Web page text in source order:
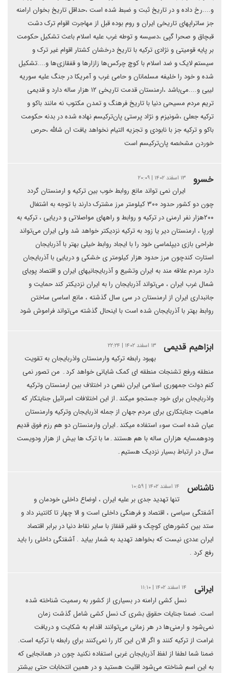
و....رخ داده و در تاریخ ثبت و ضبط شده است ،حداقل تاریخ بخوان ارامنه
جز ساتراپهای تاریخی ایران و روم بوده قبل از مهاجرت اقوام ترک دشت
قبچاق و صحرا گپی ،دسیسه و توطه غرب علیه اسلام باعث تشکیل حکومت
بر پایه قومیتی و نژادی ترکیه با تاریخ درخشان کشتار اقوام غیر ترک و
سیستم لایک و ضد اسلام با کوچ چرکس‌ها زازارها و قفقازی‌ها و....تشکیل
شده و خود را خلیفه مسلمانان و حامی غرب و آمریکا در جنگ علیه سوریه
لیبی و....می‌باشد ،ارمنستان قدمت تاریخی ۱۲ هزار ساله دارد و قدیمی
تریم مردم مسیحی دنیا با تاریخ فرهنگ و تمدن مکتوب نه مانند باکو و
ترکیه جعلی ،شونیزم و نژاد پرستی پان‌ترکیسم نهاده شده در بدنه حکومت
باکو و ترکیه جز با نابودی و تجزیه التیام نخواهد یافت ان شالله ،حرص
خوردن مشخصه پان‌ترکیسم است
خسرو ۱۳ اسفند ۱۴۰۲ | ۲۰:۰۹
ایران نمی تواند مانع روابط خوب بین ترکیه و ارمنستان گردد
چون دو کشور حدود ۳۰۰ کیلومتر مرز مشترک دارند با توجه به اشتغال
۲۰۰هزار نفر ارمنی در ترکیه و روابط و راههای مواصلاتی و دریایی ، ترکیه به
اورپا ، ارمنستان دیر یا زود به ترکیه نزدیکتر خواهد شد ولی ایران می‌تواند
طراحی بازی دیپلماسی خود را با ایجاد روابط خیلی بهتر با آذربایجان
استارت کندچون مرز حدود هزار کیلومتر ی خشکی و دریایی با آذربایجان
دارد مردم علاقه مند به ایران وتشیع و آذربایجانیهای ایران و اقتصاد پویای
شمال غرب ایران ، می‌تواند آذربایجان را به ایران نزدیکتر کند حمایت و
جانبداری ایران از ارمنستان در سی سال گذشته ، مانع اساسی ساختن
روابط بهتر با آذربایجان شده است با اینحال گذشته می‌تواند فراموش شود
ابزاهیم قدیمی ۱۳ اسفند ۱۴۰۲ | ۲۲:۲۴
بهبود رابطه ترکیه وارمنستان واذربایجان به تقویت
منطقه ورفع تشنجات منطقه ای کمک شایانی خواهد کرد۔ من تصور نمی
کنم دولت جمهوری اسلامی ایران نفعی در اختلاف بین ارمنستان وترکیه
واذربایجان برای خود جستجو میکند۔از این اختلافات اسرائیل جنایتکار که
ماهیت جنایتکاری برای مردم جهان از جمله اذربایجان وترکیه وارمنستان
عیان شده است سوء استفاده میکند۔ایران وارمنستان دو هم رزم فوق قدیم
ودوهمسایه هزاران ساله با هم هستند۔ما با ترک ها بیش از هزار ودویست
سال در ارتباط بسیار نزدیک هستیم۔
ناشناس ۱۴ اسفند ۱۴۰۲ | ۱۰:۵۹
تنها تهدید جدی بر علیه ایران ، اوضاع داخلی خودمان و
آشفتگی سیاسی ، اقتصاد و فرهنگی داخلی است و الا چهار تا کانتینر داد و
ستد بین کشورهای کوچک و فقیر قفقاز با سایر نقاط دنیا در برابر اقتصاد
ایران عددی نیست که بخواهد تهدید به شمار بیاید . آشفتگی داخلی را باید
رفع کرد .
ایرانی ۱۴ اسفند ۱۴۰۲ | ۱۱:۱۰
نسل کشی ارامنه در بسیاری از کشور به رسمیت شناخته شده
است. ضمنا جنایات حقوق بشری ک نسل کشی شامل گذشت زمان
نمی‌شود و ارمنی‌ها در هر زمانی می‌توانند اقدام به شکایت و دریافت
غرامت از ترکیه کنند و اگر الان این کار را نمی‌کنند برای رابطه با ترکیه است.
ضمنا شما لطفا از لفظ آذربایجان غربی استفاده نکنید چون در همانجایی که
به این اسم شناخته می‌شود اقلیت هستید و در همین انتخابات حتی بیشتر